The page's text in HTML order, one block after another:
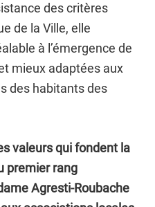
des critères
de la Ville, elle
à l’émergence de
mieux adaptées aux
des habitants des
valeurs qui fondent la
premier rang
Agresti-Roubache